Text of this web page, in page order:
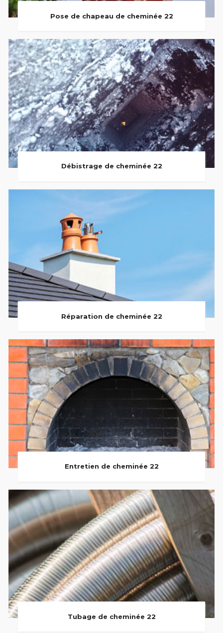
Pose de chapeau de cheminée 22
Débistrage de cheminée 22
Réparation de cheminée 22
Entretien de cheminée 22
Tubage de cheminée 22